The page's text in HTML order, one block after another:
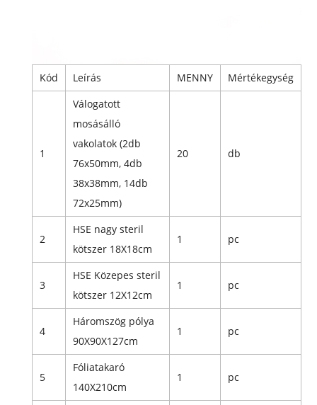
Kód Leírás MENNY Mértékegység
1
Válogatott
mosásálló
vakolatok (2db
76x50mm, 4db
38x38mm, 14db
72x25mm)
20 db
2
HSE nagy steril
kötszer 18X18cm
1 pc
3
HSE Közepes steril
kötszer 12X12cm
1 pc
4
Háromszög pólya
90X90X127cm
1 pc
5
Fóliatakaró
140X210cm
1 pc